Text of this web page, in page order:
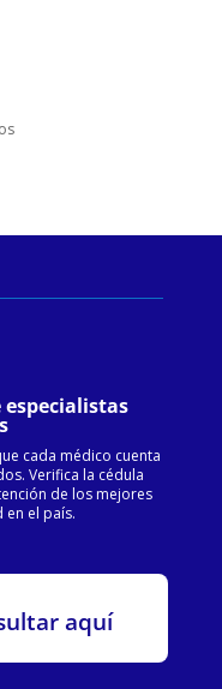
especialistas
cada médico cuenta
Verifica la cédula
de los mejores
en el país.
aquí